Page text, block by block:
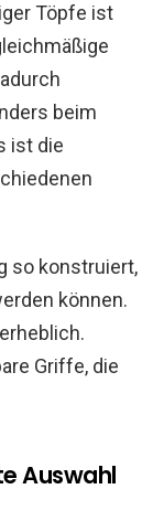
Töpfe ist
beim
ist die
so konstruiert,
können.
Griffe, die
Auswahl